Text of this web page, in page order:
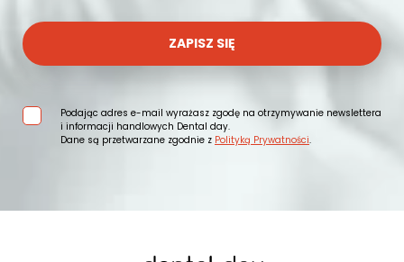
ZAPISZ SIĘ
Podając adres e-mail wyrażasz zgodę na otrzymywanie newslettera
i informacji handlowych Dental day.
Dane są przetwarzane zgodnie z Polityką Prywatności.